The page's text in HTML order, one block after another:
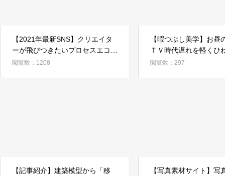
【2021年最新SNS】クリエイタ
ーが飛びつきたいプロセスエコノ
ミー×プラットフォームのお話
閲覧数：1208
【暇つぶし美学】お昼
ＴＶ時代遅れを軽くひ
ア最強を考えてみた（
閲覧数：297
【記事紹介】建築模型から「移
【写真素材サイト】写